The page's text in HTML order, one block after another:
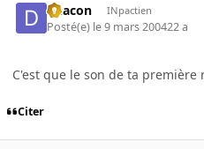
Deacon INpactien
Posté(e) le 9 mars 200422 a
C'est que le son de ta
Citer